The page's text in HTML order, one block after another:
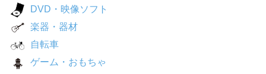
DVD・映像ソフト
楽器・器材
自転車
ゲーム・おもちゃ